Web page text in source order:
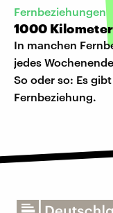
Fernbeziehungen
1000
In manchen
jedes
So oder so: Es
Fernbeziehung.